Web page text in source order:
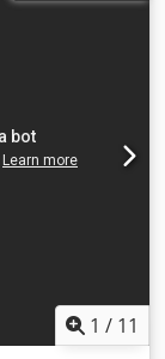
Version mit
1 / 11